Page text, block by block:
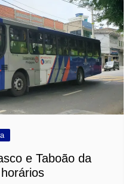
e Taboão da